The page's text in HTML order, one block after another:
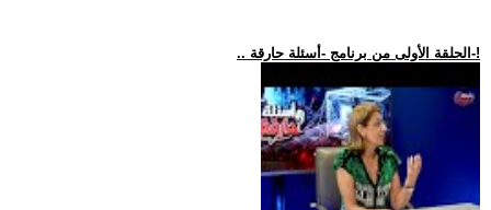
.. الحلقة الأولى من برنامج -أسئلة حارقة-!